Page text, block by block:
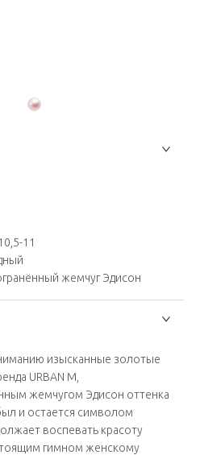
11
жемчуг Эдисон
изысканные золотые
URBAN M,
жемчугом Эдисон оттенка
и остается символом
воспевать красоту
гимном женскому